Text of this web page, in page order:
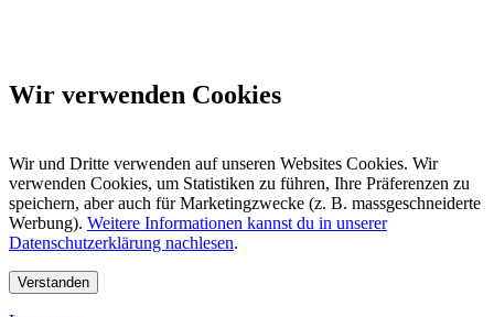
Wir verwenden Cookies
Wir und Dritte verwenden auf unseren Websites Cookies. Wir
verwenden Cookies, um Statistiken zu führen, Ihre Präferenzen zu
speichern, aber auch für Marketingzwecke (z. B. massgeschneiderte
Werbung). Weitere Informationen kannst du in unserer
Datenschutzerklärung nachlesen.
Verstanden